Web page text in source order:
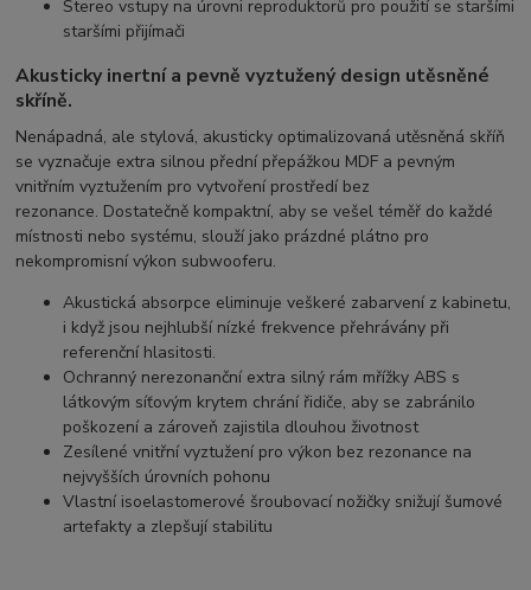
Stereo vstupy na úrovni reproduktorů pro použití se staršími
staršími přijímači
Akusticky inertní a pevně vyztužený design utěsněné
skříně.
Nenápadná, ale stylová, akusticky optimalizovaná utěsněná skříň
se vyznačuje extra silnou přední přepážkou MDF a pevným
vnitřním vyztužením pro vytvoření prostředí bez
rezonance. Dostatečně kompaktní, aby se vešel téměř do každé
místnosti nebo systému, slouží jako prázdné plátno pro
nekompromisní výkon subwooferu.
Akustická absorpce eliminuje veškeré zabarvení z kabinetu,
i když jsou nejhlubší nízké frekvence přehrávány při
referenční hlasitosti.
Ochranný nerezonanční extra silný rám mřížky ABS s
látkovým síťovým krytem chrání řidiče, aby se zabránilo
poškození a zároveň zajistila dlouhou životnost
Zesílené vnitřní vyztuženípro výkon bez rezonance na
nejvyšších úrovních pohonu
Vlastní isoelastomerové šroubovací nožičky snižují šumové
artefakty a zlepšují stabilitu